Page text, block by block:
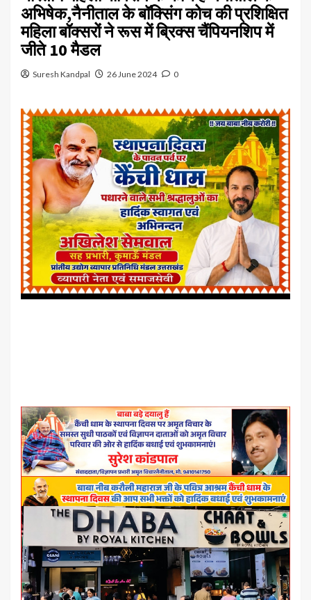
अभिषेक,नैनीताल के बॉक्सिंग कोच की प्रशिक्षित
महिला बॉक्सरों ने रूस में ब्रिक्स चैंपियनशिप में
जीते 10 मैडल
Suresh Kandpal 26 June 2024 0